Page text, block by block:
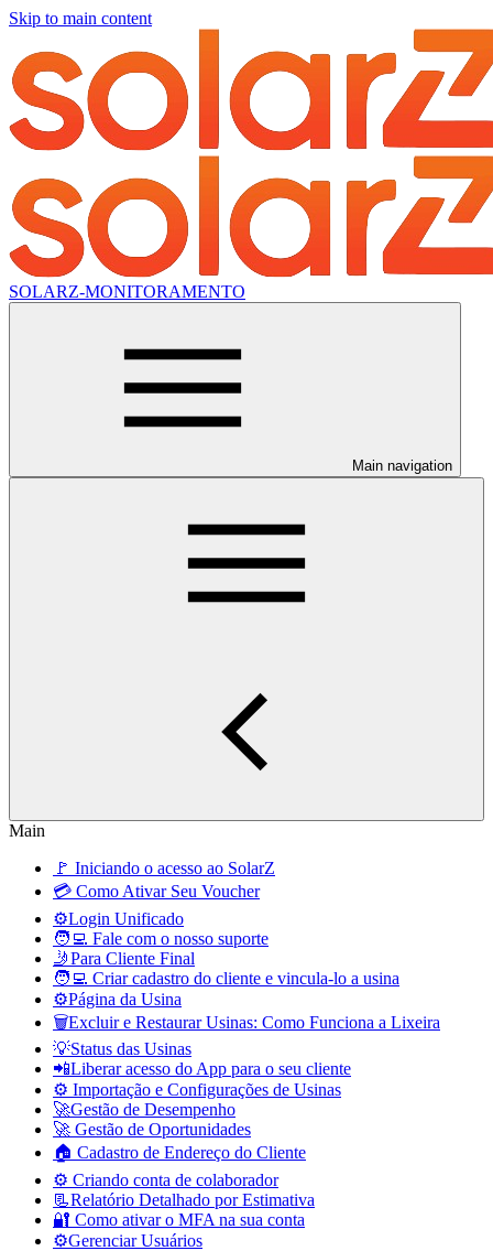
Skip to main content
SOLARZ-MONITORAMENTO
Main navigation
Main
🚩 Iniciando o acesso ao SolarZ
💳 Como Ativar Seu Voucher
⚙️Login Unificado
🧑‍💻 Fale com o nosso suporte
🤳Para Cliente Final
🧑‍💻 Criar cadastro do cliente e vincula-lo a usina
⚙️Página da Usina
🗑️Excluir e Restaurar Usinas: Como Funciona a Lixeira
💡Status das Usinas
📲Liberar acesso do App para o seu cliente
⚙️ Importação e Configurações de Usinas
🚀Gestão de Desempenho
🚀 Gestão de Oportunidades
🏠 Cadastro de Endereço do Cliente
⚙️ Criando conta de colaborador
📃Relatório Detalhado por Estimativa
🔐 Como ativar o MFA na sua conta
⚙️Gerenciar Usuários